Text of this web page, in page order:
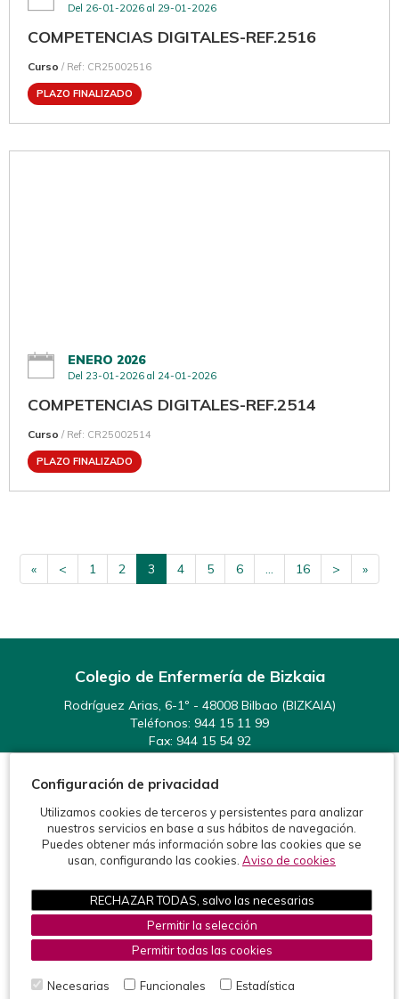
Del 26-01-2026 al 29-01-2026
COMPETENCIAS DIGITALES-REF.2516
Curso / Ref: CR25002516
PLAZO FINALIZADO
ENERO 2026
Del 23-01-2026 al 24-01-2026
COMPETENCIAS DIGITALES-REF.2514
Curso / Ref: CR25002514
PLAZO FINALIZADO
« < 1 2 3 4 5 6 ... 16 > »
Colegio de Enfermería de Bizkaia
Rodríguez Arias, 6-1º - 48008 Bilbao (BIZKAIA)
Teléfonos: 944 15 11 99
Fax: 944 15 54 92
info@enfermeriabizkaia.org
Protección de datos
Política de cookies Aviso legal
Desarrolla ViaFisio, S.L. -www.viafisio.com
Configuración de privacidad
Utilizamos cookies de terceros y persistentes para analizar
nuestros servicios en base a sus hábitos de navegación.
Puedes obtener más información sobre las cookies que se
usan, configurando las cookies. Aviso de cookies
RECHAZAR TODAS, salvo las necesarias
Permitir la selección
Permitir todas las cookies
Necesarias Funcionales Estadística